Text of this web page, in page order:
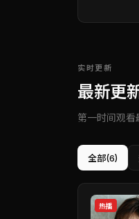
实时更新
最新更
第一时间观
全部(6)
热播